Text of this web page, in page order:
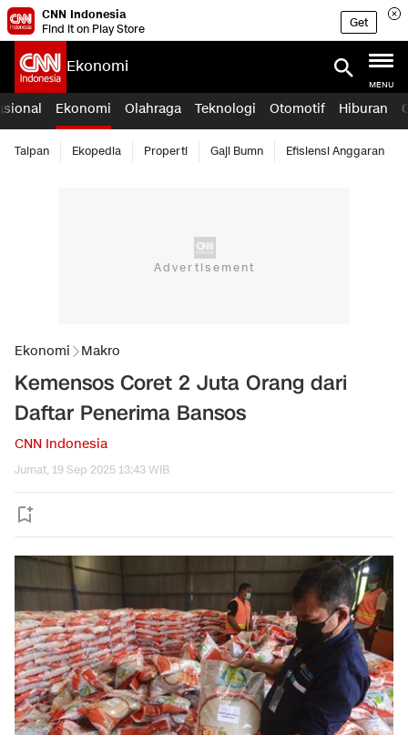
CNN Indonesia
Find it on Play Store
Get
Ekonomi
MENU
Ekonomi Olahraga Teknologi Otomotif Hiburan
Taipan Ekopedia Properti Gaji Bumn Efisiensi Anggaran
Ekonomi Makro
Kemensos Coret 2 Juta Orang dari
Daftar Penerima Bansos
CNN Indonesia
Jumat, 19 Sep 2025 13:43 WIB